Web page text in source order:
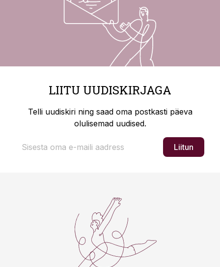
LIITU UUDISKIRJAGA
Telli uudiskiri ning saad oma postkasti päeva
olulisemad uudised.
Liitun